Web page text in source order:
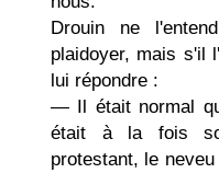
Drouin ne
plaidoyer, mais s'il
lui répondre :
— Il était normal
était à la fois
protestant, le